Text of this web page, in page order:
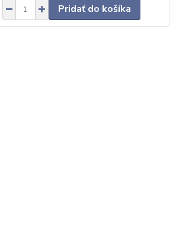
Pridať do košíka